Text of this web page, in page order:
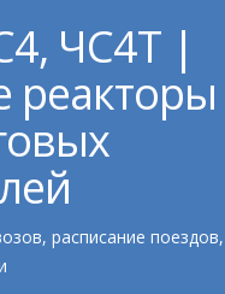
ЧС4Т |
расписание поездов,